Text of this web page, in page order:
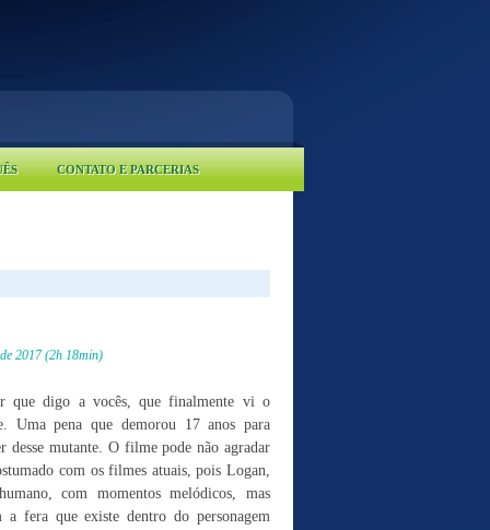
CONTATO E PARCERIAS
2017 (2h 18min)
que digo a vocês, que finalmente vi o
Uma pena que demorou 17 anos para
desse mutante. O filme pode não agradar
com os filmes atuais, pois Logan,
com momentos melódicos, mas
a fera que existe dentro do personagem